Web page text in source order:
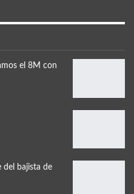
el 8M con
del bajista de